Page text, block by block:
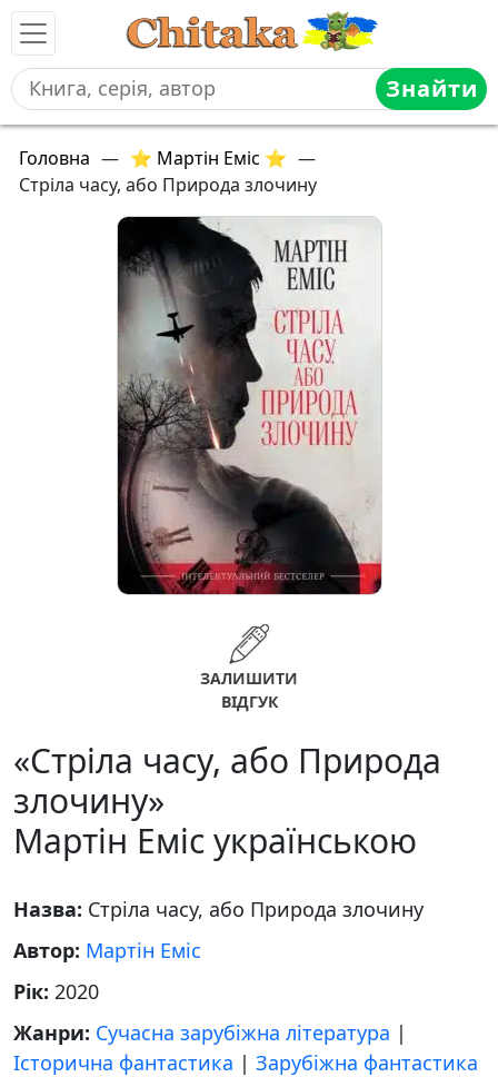
Знайти
Головна — ⭐ Мартін Еміс ⭐ —
Стріла часу, або Природа злочину
ЗАЛИШИТИ
ВІДГУК
«Стріла часу, або Природа
злочину»
Мартін Еміс українською
Назва: Стріла часу, або Природа злочину
Автор: Мартін Еміс
Рік: 2020
Жанри: Сучасна зарубіжна література |
Історична фантастика | Зарубіжна фантастика